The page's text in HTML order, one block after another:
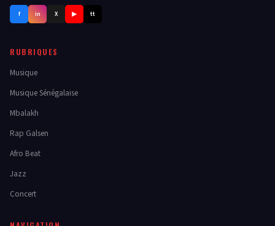
f in X ▶ tt
RUBRIQUES
Musique
Musique Sénégalaise
Mbalakh
Rap Galsen
Afro Beat
Jazz
Concert